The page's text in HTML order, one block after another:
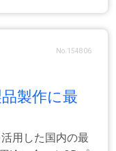
No.154806
製作に最
用した国内の最